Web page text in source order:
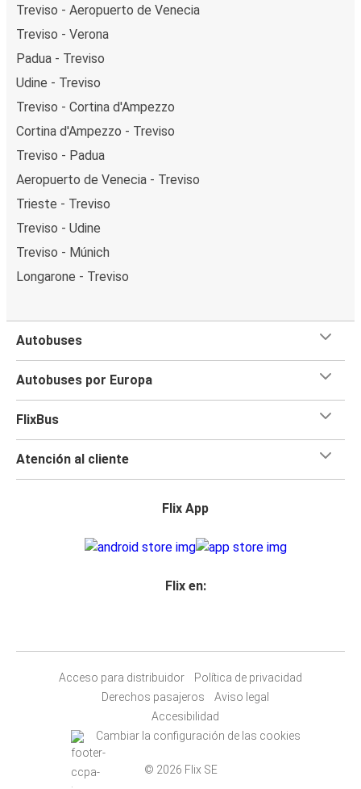
Treviso - Aeropuerto de Venecia
Treviso - Verona
Padua - Treviso
Udine - Treviso
Treviso - Cortina d'Ampezzo
Cortina d'Ampezzo - Treviso
Treviso - Padua
Aeropuerto de Venecia - Treviso
Trieste - Treviso
Treviso - Udine
Treviso - Múnich
Longarone - Treviso
Autobuses
Autobuses por Europa
FlixBus
Atención al cliente
Flix App
Flix en:
Acceso para distribuidor
Política de privacidad
Derechos pasajeros
Aviso legal
Accesibilidad
Cambiar la configuración de las cookies
© 2026 Flix SE